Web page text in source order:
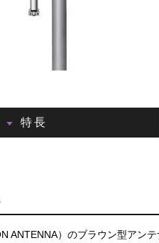
特長
ANTENNA）のブラウン型アンテ